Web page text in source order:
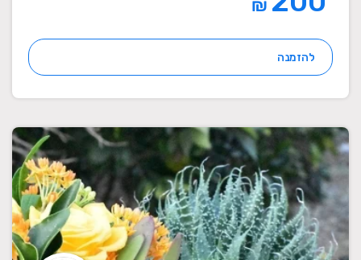
₪
להזמנה